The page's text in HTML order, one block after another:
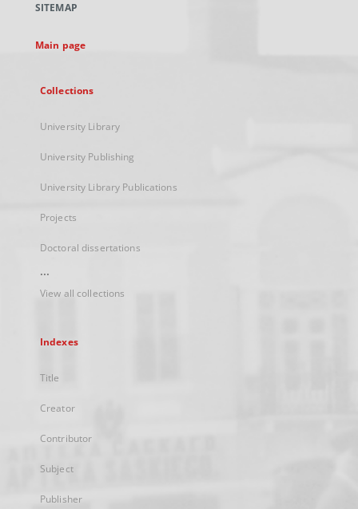
new
SITEMAP
Main page
Collections
University Library
University Publishing
University Library Publications
Projects
Doctoral dissertations
...
View all collections
Indexes
Title
Creator
Contributor
Subject
Publisher